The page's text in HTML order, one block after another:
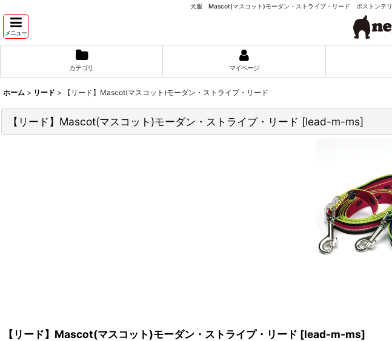
犬服 Mascot(マスコット)モーダン・ストライプ・リード ボストンテ
メニュー
カテゴリ マイページ
ホーム > リード > 【リード】Mascot(マスコット)モーダン・ストライプ・リード
【リード】Mascot(マスコット)モーダン・ストライプ・リード [lead-m-ms]
【リード】Mascot(マスコット)モーダン・ストライプ・リード [lead-m-ms]